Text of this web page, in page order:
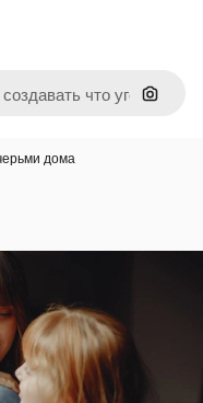
Поиск
дома